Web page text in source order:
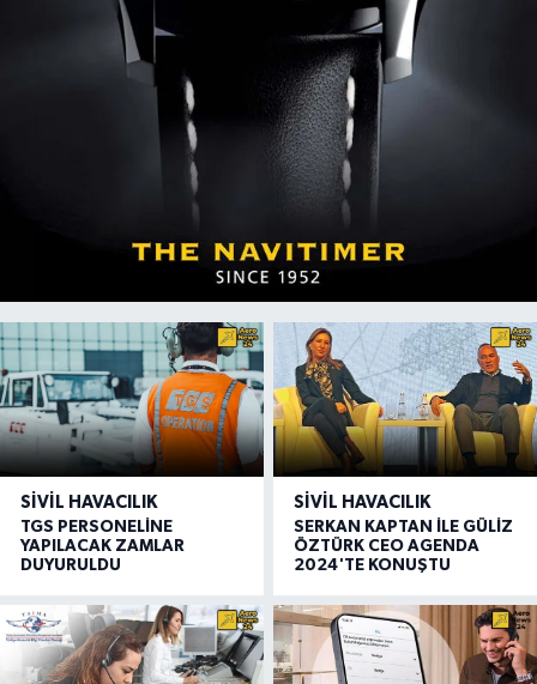
SIVIL HAVACILIK
TGS PERSONELİNE
YAPILACAK ZAMLAR
DUYURULDU
SIVIL HAVACILIK
SERKAN KAPTAN İLE GÜLİZ
ÖZTÜRK CEO AGENDA
2024'TE KONUŞTU